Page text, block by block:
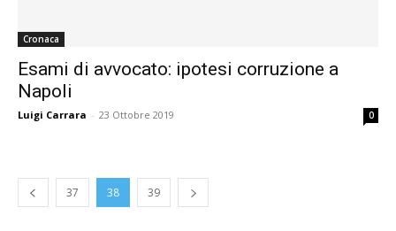
Cronaca
Esami di avvocato: ipotesi corruzione a
Napoli
Luigi Carrara - 23 Ottobre 2019 0
37 38 39